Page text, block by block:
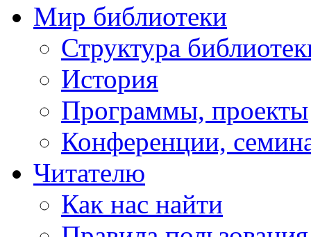
Мир библиотеки
Структура
История
Программы, проекты
Конференции,
Читателю
Как нас найти